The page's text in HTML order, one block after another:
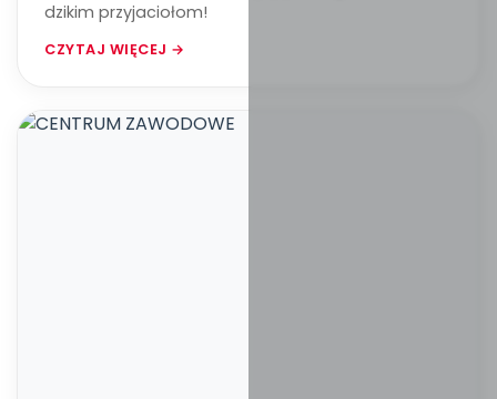
dzikim przyjaciołom!
CZYTAJ WIĘCEJ →